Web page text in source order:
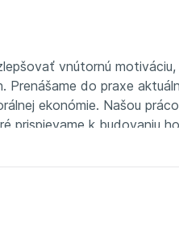
vnútornú
do praxe
ekonómie. Našou
prispievame k budovaniu